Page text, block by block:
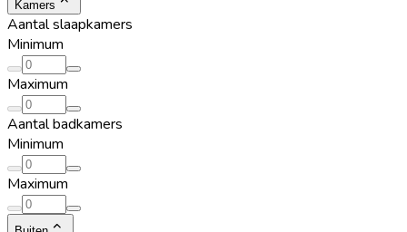
Kamers
Aantal slaapkamers
Minimum
Maximum
Aantal badkamers
Minimum
Maximum